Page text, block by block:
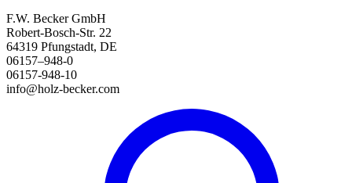
F.W. Becker GmbH
Robert-Bosch-Str. 22
64319 Pfungstadt, DE
06157–948-0
06157-948-10
info@holz-becker.com